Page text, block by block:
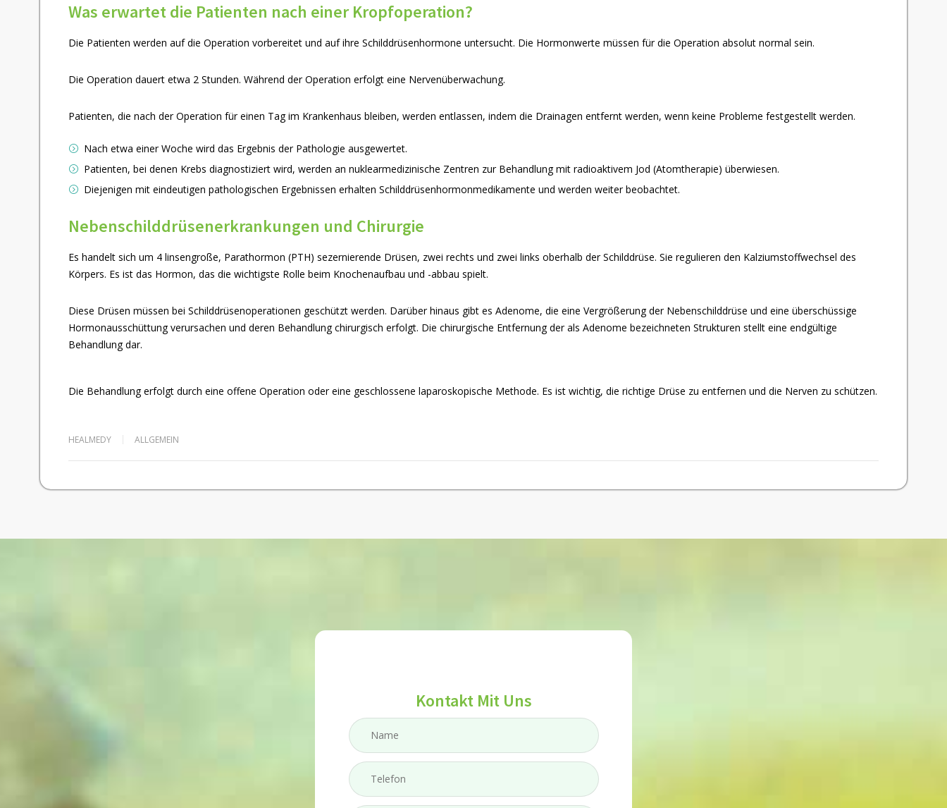
Was erwartet die Patienten nach einer Kropfoperation?
Die Patienten werden auf die Operation vorbereitet und auf ihre Schilddrüsenhormone untersucht. Die Hormonwerte müssen für die Operation absolut normal sein.
Die Operation dauert etwa 2 Stunden. Während der Operation erfolgt eine Nervenüberwachung.
Patienten, die nach der Operation für einen Tag im Krankenhaus bleiben, werden entlassen, indem die Drainagen entfernt werden, wenn keine Probleme festgestellt werden.
Nach etwa einer Woche wird das Ergebnis der Pathologie ausgewertet.
Patienten, bei denen Krebs diagnostiziert wird, werden an nuklearmedizinische Zentren zur Behandlung mit radioaktivem Jod (Atomtherapie) überwiesen.
Diejenigen mit eindeutigen pathologischen Ergebnissen erhalten Schilddrüsenhormonmedikamente und werden weiter beobachtet.
Nebenschilddrüsenerkrankungen und Chirurgie
Es handelt sich um 4 linsengroße, Parathormon (PTH) sezernierende Drüsen, zwei rechts und zwei links oberhalb der Schilddrüse. Sie regulieren den Kalziumstoffwechsel des
Körpers. Es ist das Hormon, das die wichtigste Rolle beim Knochenaufbau und -abbau spielt.
Diese Drüsen müssen bei Schilddrüsenoperationen geschützt werden. Darüber hinaus gibt es Adenome, die eine Vergrößerung der Nebenschilddrüse und eine überschüssige
Hormonausschüttung verursachen und deren Behandlung chirurgisch erfolgt. Die chirurgische Entfernung der als Adenome bezeichneten Strukturen stellt eine endgültige
Behandlung dar.
Die Behandlung erfolgt durch eine offene Operation oder eine geschlossene laparoskopische Methode. Es ist wichtig, die richtige Drüse zu entfernen und die Nerven zu schützen.
HEALMEDY ALLGEMEIN
Kontakt Mit Uns